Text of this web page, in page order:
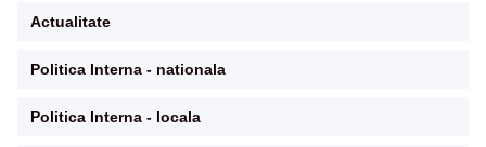
Actualitate
Politica Interna - nationala
Politica Interna - locala